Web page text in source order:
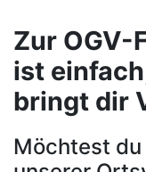
Zur OGV-
ist
bringt dir
Möchtest